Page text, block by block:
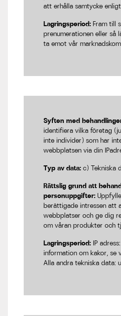
att erhålla samtycke
Lagringsperiod: Fram till
prenumerationen eller så
ta emot vår
Syften med
identifiera vilka företag
inte individer) som har
webbplatsen via din
Typ av data: c) Tekniska
Rättslig grund att
personuppgifter:
berättigade intressen att
webbplatser och ge dig
om våran produkter och
Lagringsperiod: IP
information om kakor, se
Alla andra tekniska data: